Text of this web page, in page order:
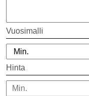
Vuosimalli
Hinta